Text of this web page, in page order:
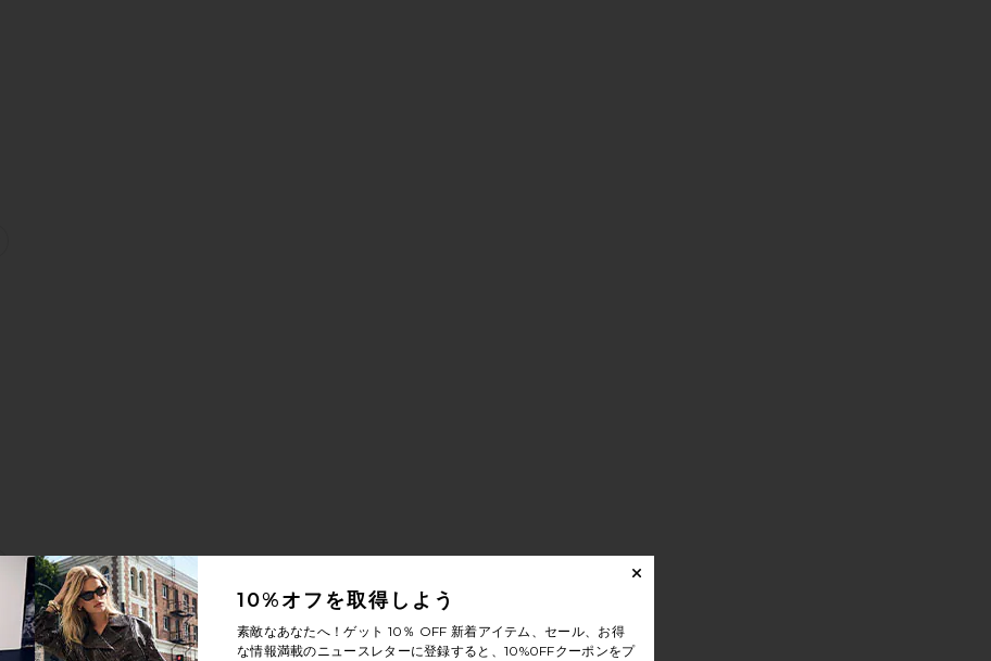
ニボトム
HELIA マキシドレス
ップ
SAKINA トップ
お気に入りDENIZ ビキニボトム
10%オフを取得しよう
素敵なあなたへ！ゲット 10％ OFF 新着アイテム、セール、お得
な情報満載のニュースレターに登録すると、10%0FFクーポンをプ